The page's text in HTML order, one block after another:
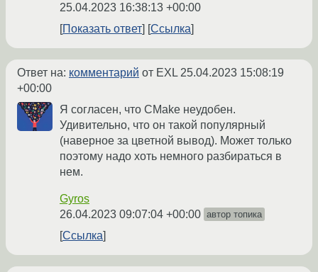
25.04.2023 16:38:13 +00:00
Показать ответ
Ссылка
Ответ на: комментарий от EXL 25.04.2023 15:08:19
+00:00
Я согласен, что CMake неудобен.
Удивительно, что он такой популярный
(наверное за цветной вывод). Может только
поэтому надо хоть немного разбираться в
нем.
Gyros
26.04.2023 09:07:04 +00:00 автор топика
Ссылка